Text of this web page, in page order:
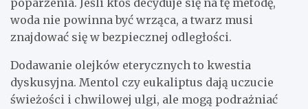
poparzenia. Jeśli ktoś decyduje się na tę metodę,
woda nie powinna być wrząca, a twarz musi
znajdować się w bezpiecznej odległości.
Dodawanie olejków eterycznych to kwestia
dyskusyjna. Mentol czy eukaliptus dają uczucie
świeżości i chwilowej ulgi, ale mogą podrażniać